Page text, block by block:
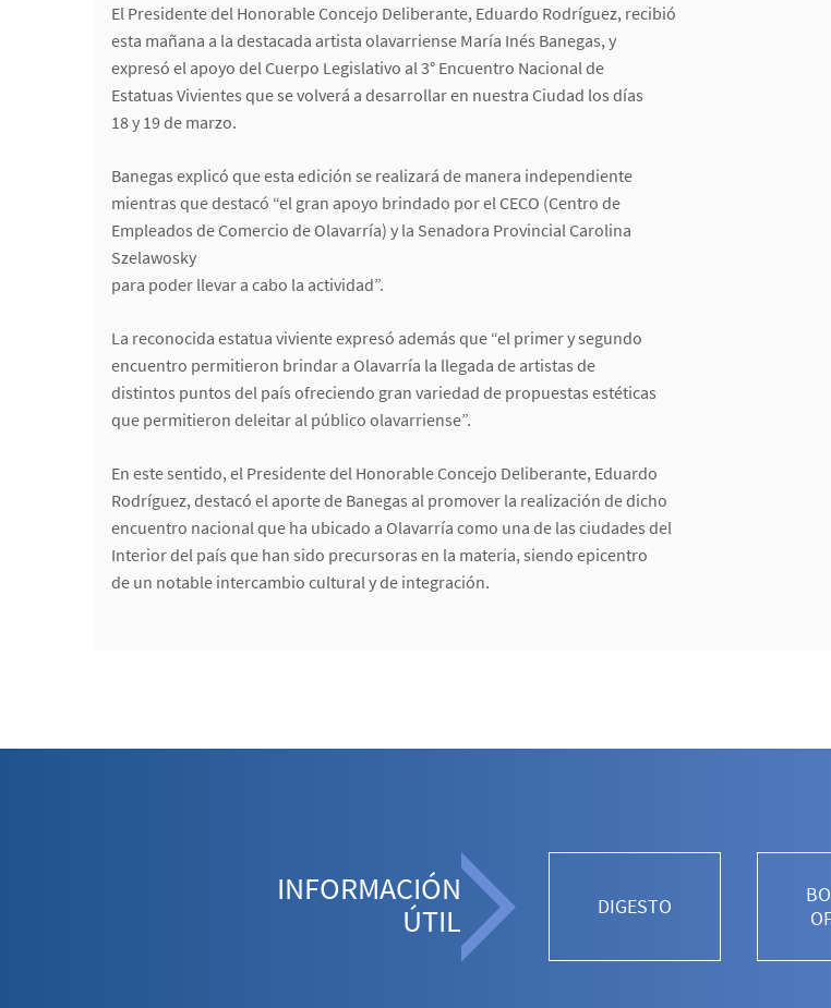
El Presidente del Honorable Concejo Deliberante, Eduardo Rodríguez, recibió
esta mañana a la destacada artista olavarriense María Inés Banegas, y
expresó el apoyo del Cuerpo Legislativo al 3° Encuentro Nacional de
Estatuas Vivientes que se volverá a desarrollar en nuestra Ciudad los días
18 y 19 de marzo.
Banegas explicó que esta edición se realizará de manera independiente
mientras que destacó “el gran apoyo brindado por el CECO (Centro de
Empleados de Comercio de Olavarría) y la Senadora Provincial Carolina
Szelawosky
para poder llevar a cabo la actividad”.
La reconocida estatua viviente expresó además que “el primer y segundo
encuentro permitieron brindar a Olavarría la llegada de artistas de
distintos puntos del país ofreciendo gran variedad de propuestas estéticas
que permitieron deleitar al público olavarriense”.
En este sentido, el Presidente del Honorable Concejo Deliberante, Eduardo
Rodríguez, destacó el aporte de Banegas al promover la realización de dicho
encuentro nacional que ha ubicado a Olavarría como una de las ciudades del
Interior del país que han sido precursoras en la materia, siendo epicentro
de un notable intercambio cultural y de integración.
INFORMACIÓN
ÚTIL
DIGESTO